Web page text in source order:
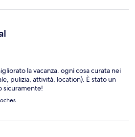
so this saves having to buy bottled
many other hotels.
la vacanza. ogni cosa curata nei
pulizia, attività, location). È stato un
sicuramente!